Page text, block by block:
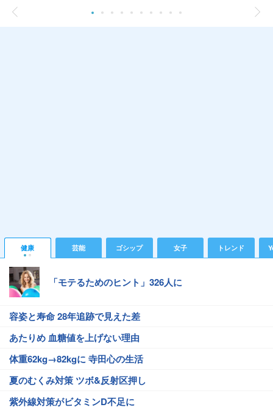
健康 芸能 ゴシップ 女子 トレンド
「モテるためのヒント」326人に
容姿と寿命 28年追跡で見えた差
あたりめ 血糖値を上げない理由
体重62kg→82kgに 寺田心の生活
夏のむくみ対策 ツボ&反射区押し
紫外線対策がビタミンD不足に